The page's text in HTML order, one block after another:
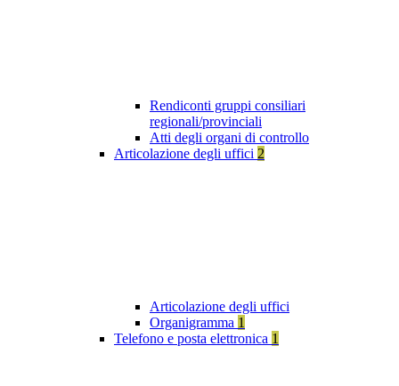
Rendiconti gruppi consiliari
regionali/provinciali
Atti degli organi di controllo
Articolazione degli uffici 2
Articolazione degli uffici
Organigramma 1
Telefono e posta elettronica 1